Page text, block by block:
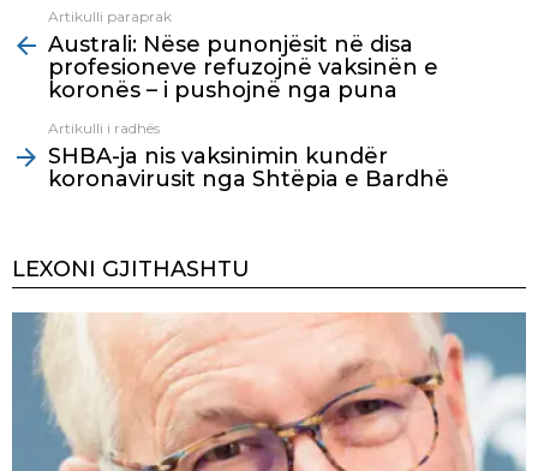
more
Artikulli paraprak
Australi: Nëse punonjësit në disa
profesioneve refuzojnë vaksinën e
koronës – i pushojnë nga puna
Artikulli i radhës
SHBA-ja nis vaksinimin kundër
koronavirusit nga Shtëpia e Bardhë
LEXONI GJITHASHTU